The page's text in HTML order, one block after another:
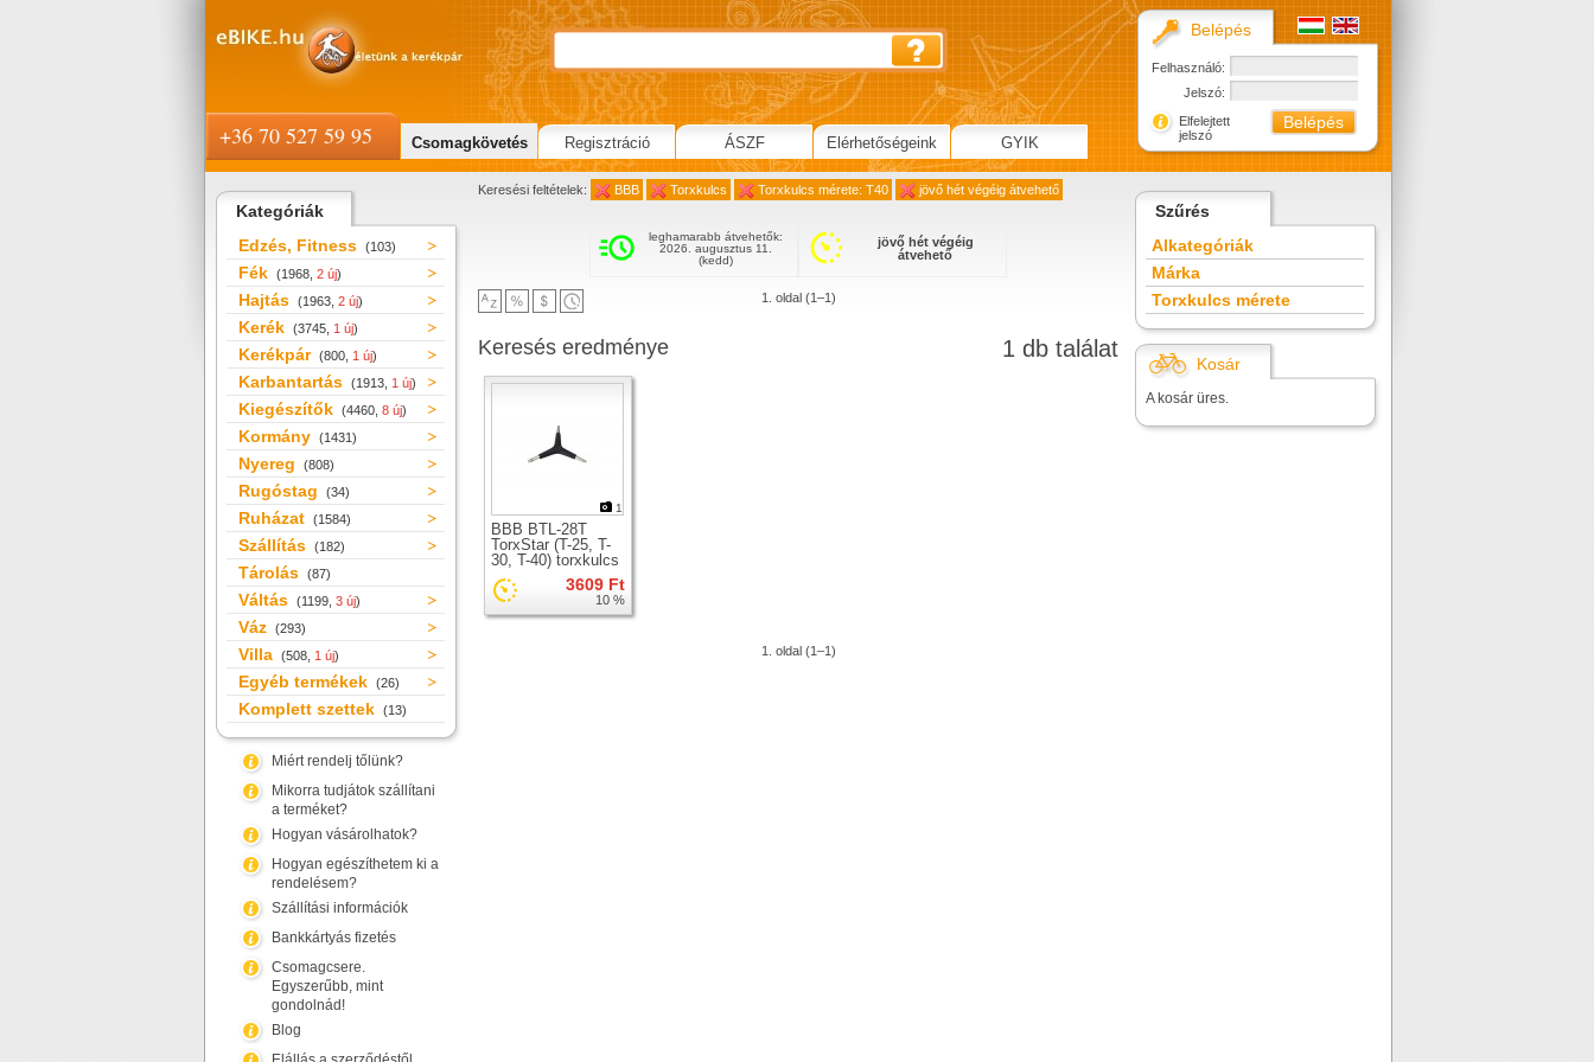
Kategóriák
Edzés, Fitness (103)
Fék (1968, 2 új)
Hajtás (1963, 2 új)
Kerék (3745, 1 új)
Kerékpár (800, 1 új)
Karbantartás (1913, 1 új)
Kiegészítők (4460, 8 új)
Kormány (1431)
Nyereg (808)
Rugóstag (34)
Ruházat (1584)
Szállítás (182)
Tárolás (87)
Váltás (1199, 3 új)
Váz (293)
Villa (508, 1 új)
Egyéb termékek (26)
Komplett szettek (13)
Miért rendelj tőlünk?
Mikorra tudjátok szállítani
a terméket?
Hogyan vásárolhatok?
Hogyan egészíthetem ki a
rendelésem?
Szállítási információk
Bankkártyás fizetés
Csomagcsere.
Egyszerűbb, mint
gondolnád!
Blog
Keresési feltételek: BBB Torxkulcs Torxkulcs mérete: T40 jövő hét végéig átvehető
leghamarabb átvehetők:
2026. augusztus 11.
(kedd)
jövő hét végéig
átvehető
1. oldal (1–1)
1 db találat
Keresés eredménye
1
BBB BTL-28T
TorxStar (T-25, T-
30, T-40) torxkulcs
3609 Ft
10 %
1. oldal (1–1)
Szűrés
Alkategóriák
Márka
Torxkulcs mérete
Kosár
A kosár üres.
Belépés
Felhasználó:
Jelszó:
Elfelejtett
jelszó
+36 70 527 59 95 Csomagkövetés Regisztráció ÁSZF Elérhetőségeink GYIK